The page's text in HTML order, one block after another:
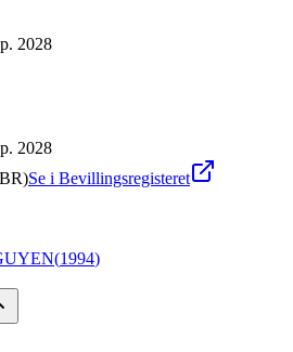
2028
2028
Se i Bevillingsregisteret
(1994)